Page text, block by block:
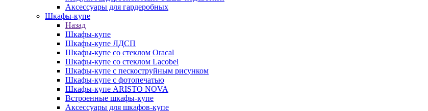
Аксессуары для гардеробных
Шкафы-купе
Назад
Шкафы-купе
Шкафы-купе ЛДСП
Шкафы-купе со стеклом Oracal
Шкафы-купе со стеклом Lacobel
Шкафы-купе с пескоструйным рисунком
Шкафы-купе с фотопечатью
Шкафы-купе ARISTO NOVA
Встроенные шкафы-купе
Аксессуары для шкафов-купе